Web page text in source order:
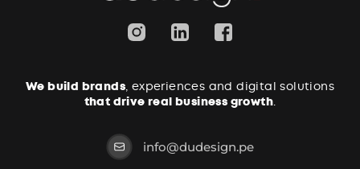
We build brands, experiences and digital solutions
that drive real business growth.
info@dudesign.pe